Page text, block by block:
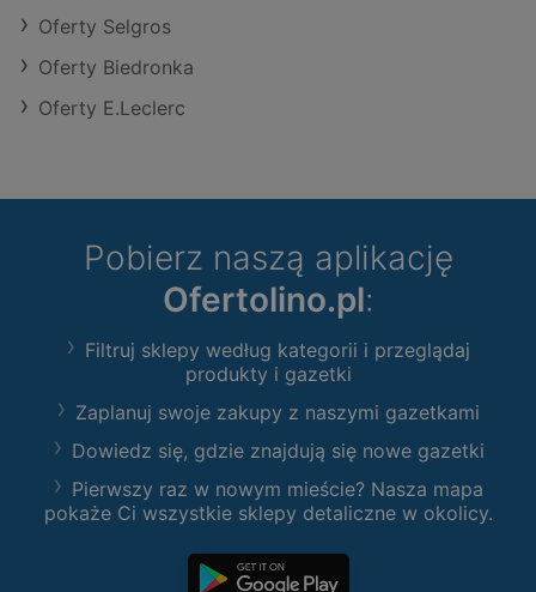
Oferty Selgros
Oferty Biedronka
Oferty E.Leclerc
Pobierz naszą aplikację
Ofertolino.pl:
Filtruj sklepy według kategorii i przeglądaj
produkty i gazetki
Zaplanuj swoje zakupy z naszymi gazetkami
Dowiedz się, gdzie znajdują się nowe gazetki
Pierwszy raz w nowym mieście? Nasza mapa
pokaże Ci wszystkie sklepy detaliczne w okolicy.